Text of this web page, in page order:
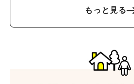
もっと見る